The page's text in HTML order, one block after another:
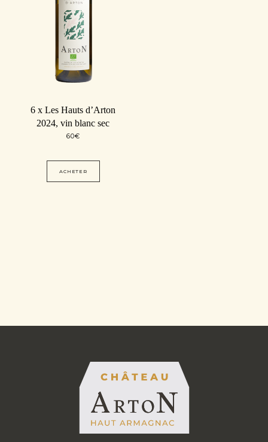
6 x Les Hauts d’Arton
2024, vin blanc sec
60€
ACHETER